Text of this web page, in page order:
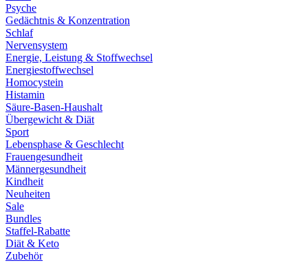
Psyche
Gedächtnis & Konzentration
Schlaf
Nervensystem
Energie, Leistung & Stoffwechsel
Energiestoffwechsel
Homocystein
Histamin
Säure-Basen-Haushalt
Übergewicht & Diät
Sport
Lebensphase & Geschlecht
Frauengesundheit
Männergesundheit
Kindheit
Neuheiten
Sale
Bundles
Staffel-Rabatte
Diät & Keto
Zubehör